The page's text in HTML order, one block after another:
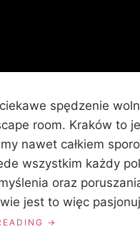
spędzenie
room. Kraków to
nawet całkiem
wszystkim każdy
oraz
jest to więc
„ESCAPE